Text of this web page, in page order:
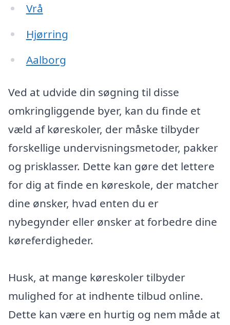
Vrå
Hjørring
Aalborg
Ved at udvide din søgning til disse
omkringliggende byer, kan du finde et
væld af køreskoler, der måske tilbyder
forskellige undervisningsmetoder, pakker
og prisklasser. Dette kan gøre det lettere
for dig at finde en køreskole, der matcher
dine ønsker, hvad enten du er
nybegynder eller ønsker at forbedre dine
køreferdigheder.
Husk, at mange køreskoler tilbyder
mulighed for at indhente tilbud online.
Dette kan være en hurtig og nem måde at